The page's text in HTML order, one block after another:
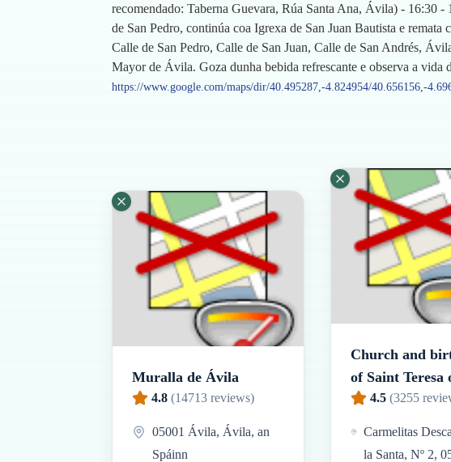
recomendado: Taberna Guevara, Rúa Santa Ana, Ávila) - 16:30
de San Pedro, continúa coa Igrexa de San Juan Bautista e
Calle de San Pedro, Calle de San Juan, Calle de San Andrés,
Mayor de Ávila. Goza dunha bebida refrescante e observa a
https://www.google.com/maps/dir/40.495287,-4.824954/40.656156,-
Muralla de Ávila
4.8 (14713 reviews)
05001 Ávila‎, Ávila, an
Spáinn
Church and
of Saint Teresa
4.5 (3255
Carmelitas
la Santa, Nº 2,